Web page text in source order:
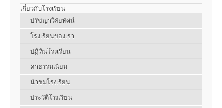
เกี่ยวกับโรงเรียน
ปรัชญาวิสัยทัศน์
โรงเรียนของเรา
ปฏิทินโรงเรียน
ค่าธรรมเนียม
นำชมโรงเรียน
ประวัติโรงเรียน